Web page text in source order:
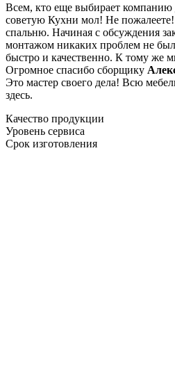
Всем, кто еще выбирает компанию
советую Кухни мол! Не
спальню. Начиная с обсуждения
монтажом никаких проблем не
быстро и качественно. К тому же
Огромное спасибо сборщику
Это мастер своего дела! Всю
здесь.
Качество продукции
Уровень сервиса
Срок изготовления